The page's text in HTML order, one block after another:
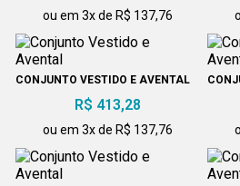
ou em 3x de R$ 137,76
CONJUNTO VESTIDO E AVENTAL
R$ 413,28
ou em 3x de R$ 137,76